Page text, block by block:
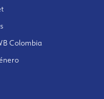
Colombia